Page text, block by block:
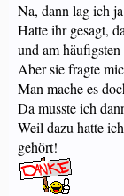
Na, dann lag ich
Hatte ihr gesagt,
und am
Aber sie fragte
Man mache es
Da musste ich
Weil dazu hatte
gehört!